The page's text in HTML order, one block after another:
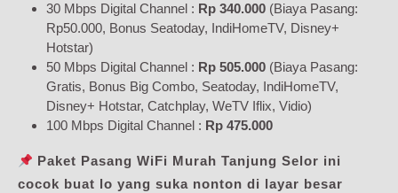
30 Mbps Digital Channel : Rp 340.000 (Biaya Pasang:
Rp50.000, Bonus Seatoday, IndiHomeTV, Disney+
Hotstar)
50 Mbps Digital Channel : Rp 505.000 (Biaya Pasang:
Gratis, Bonus Big Combo, Seatoday, IndiHomeTV,
Disney+ Hotstar, Catchplay, WeTV Iflix, Vidio)
100 Mbps Digital Channel : Rp 475.000
Paket Pasang WiFi Murah Tanjung Selor ini
cocok buat lo yang suka nonton di layar besar